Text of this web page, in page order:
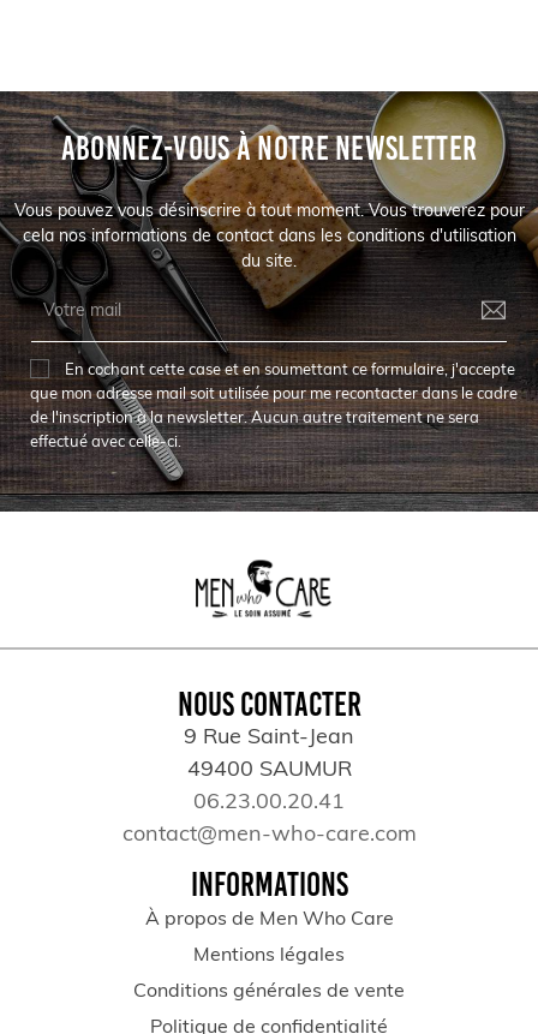
ABONNEZ-VOUS À NOTRE NEWSLETTER
Vous pouvez vous désinscrire à tout moment. Vous trouverez pour
cela nos informations de contact dans les conditions d'utilisation
du site.
En cochant cette case et en soumettant ce formulaire, j'accepte
que mon adresse mail soit utilisée pour me recontacter dans le cadre
de l'inscription à la newsletter. Aucun autre traitement ne sera
effectué avec celle-ci.
NOUS CONTACTER
9 Rue Saint-Jean
49400 SAUMUR
06.23.00.20.41
contact@men-who-care.com
INFORMATIONS
À propos de Men Who Care
Mentions légales
Conditions générales de vente
Politique de confidentialité